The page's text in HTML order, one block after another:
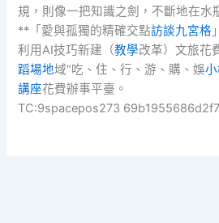
規，則像一把知識之劍，不斷地在水
**「愛與孤獨的精確交點訪談九宮格
利用AI技巧新建（教學改革）文旅花
蹈場地域“吃、住、行、游、購、娛
講座花費辦事平臺。
TC:9spacepos273